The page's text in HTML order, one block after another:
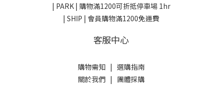
| PARK | 購物滿1200可折抵停車場 1hr
| SHIP | 會員購物滿1200免運費
客服中心
購物需知| 選購指南
關於我們| 團體採購